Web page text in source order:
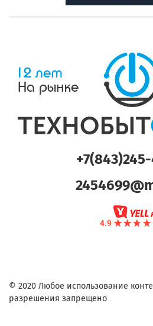
© 2020 Любое использование
разрешения запрещено